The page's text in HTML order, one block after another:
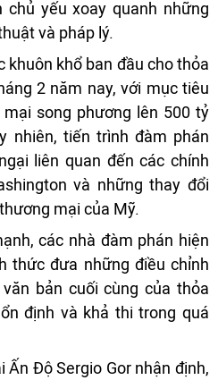
yếu xoay quanh những
và pháp lý.
khổ ban đầu cho thỏa
2 năm nay, với mục tiêu
song phương lên 500 tỷ
nhiên, tiến trình đàm phán
liên quan đến các chính
và những thay đổi
mại của Mỹ.
các nhà đàm phán hiện
thức đưa những điều chỉnh
bản cuối cùng của thỏa
định và khả thi trong quá
Độ Sergio Gor nhận định,